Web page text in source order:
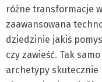
różne transformacje
zaawansowana
dziedzinie jakiś
czy zawieść. Tak
archetypy